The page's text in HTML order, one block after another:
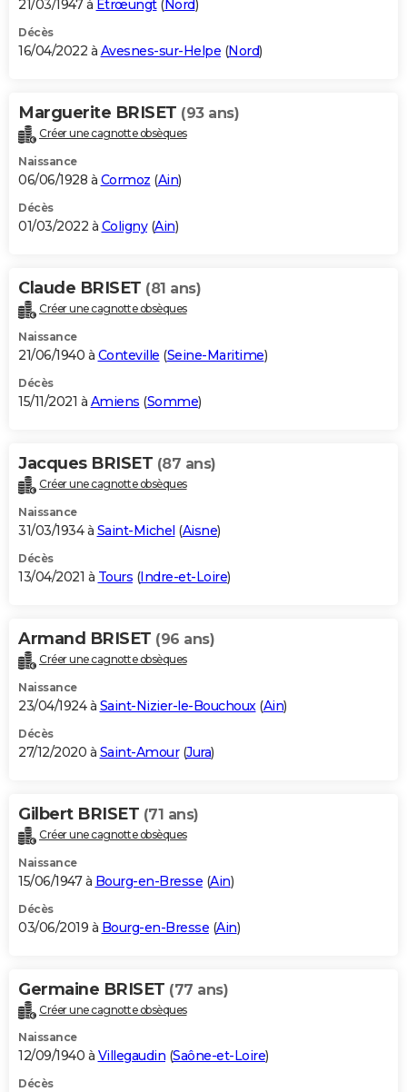
21/03/1947 à Étrœungt( Nord)
Décès
16/04/2022 à Avesnes-sur-Helpe (Nord)
Marguerite BRISET (93 ans)
Créer une cagnotte obsèques
Naissance
06/06/1928 à Cormoz (Ain)
Décès
01/03/2022 à Coligny(Ain)
Claude BRISET (81 ans)
Créer une cagnotte obsèques
Naissance
21/06/1940 à Conteville (Seine-Maritime)
Décès
15/11/2021 à Amiens (Somme)
Jacques BRISET (87 ans)
Créer une cagnotte obsèques
Naissance
31/03/1934 à Saint-Michel (Aisne)
Décès
13/04/2021 à Tours (Indre-et-Loire)
Armand BRISET (96 ans)
Créer une cagnotte obsèques
Naissance
23/04/1924 à Saint-Nizier-le-Bouchoux(Ain)
Décès
27/12/2020 à Saint-Amour(Jura)
Gilbert BRISET (71 ans)
Créer une cagnotte obsèques
Naissance
15/06/1947 à Bourg-en-Bresse (Ain)
Décès
03/06/2019 à Bourg-en-Bresse (Ain)
Germaine BRISET (77 ans)
Créer une cagnotte obsèques
Naissance
12/09/1940 à Villegaudin (Saône-et-Loire)
Décès